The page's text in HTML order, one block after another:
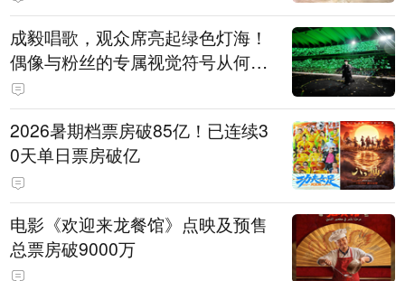
成毅唱歌，观众席亮起绿色灯海！
偶像与粉丝的专属视觉符号从何而
来
2026暑期档票房破85亿！已连续3
0天单日票房破亿
电影《欢迎来龙餐馆》点映及预售
总票房破9000万